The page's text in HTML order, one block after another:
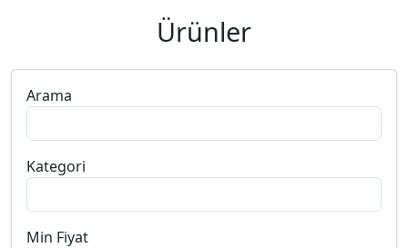
Ürünler
Arama
Kategori
Min Fiyat